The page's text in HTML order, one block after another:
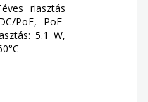
riasztás
PoE, PoE-
5.1 W,